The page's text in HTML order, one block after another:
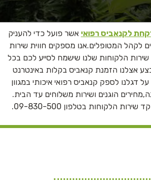
לקנאביס רפואי אשר פועל כדי להעניק
לקהל המטופלים.אנו מספקים חווית שירות
הלקוחות שלנו שישמח לסייע לכם בכל
אצלנו הזמנת קנאביס בקלות באינטרנט
דגלנו לספק קנאביס רפואי איכותי במגוון
הוגנים ושירות משלוחים עד הבית.
הלקוחות בטלפון 09-830-500.